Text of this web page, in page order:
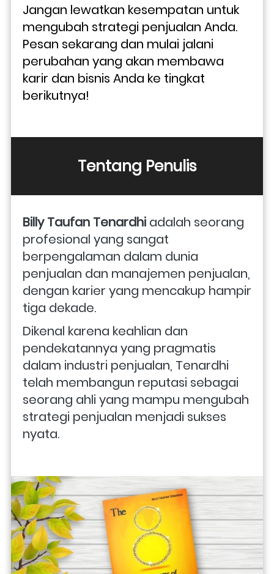
Jangan lewatkan kesempatan untuk
mengubah strategi penjualan Anda.
Pesan sekarang dan mulai jalani
perubahan yang akan membawa
karir dan bisnis Anda ke tingkat
berikutnya!
Tentang Penulis
Billy Taufan Tenardhi adalah seorang
profesional yang sangat
berpengalaman dalam dunia
penjualan dan manajemen penjualan,
dengan karier yang mencakup hampir
tiga dekade.
Dikenal karena keahlian dan
pendekatannya yang pragmatis
dalam industri penjualan, Tenardhi
telah membangun reputasi sebagai
seorang ahli yang mampu mengubah
strategi penjualan menjadi sukses
nyata.